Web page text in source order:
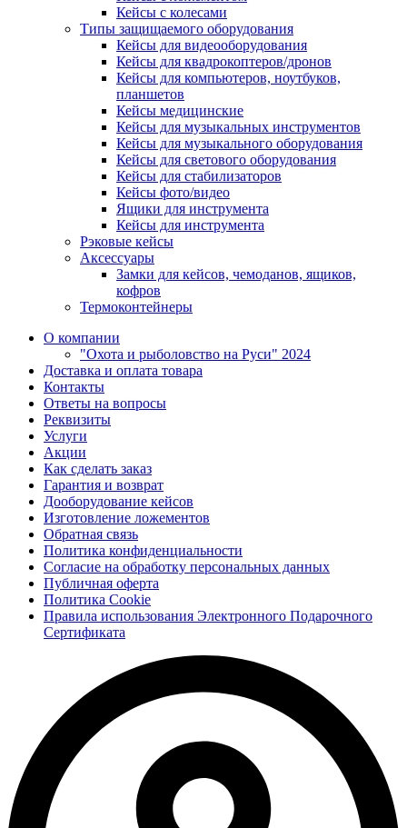
Кейсы с колесами
Типы защищаемого оборудования
Кейсы для видеооборудования
Кейсы для квадрокоптеров/дронов
Кейсы для компьютеров, ноутбуков,
планшетов
Кейсы медицинские
Кейсы для музыкальных инструментов
Кейсы для музыкального оборудования
Кейсы для светового оборудования
Кейсы для стабилизаторов
Кейсы фото/видео
Ящики для инструмента
Кейсы для инструмента
Рэковые кейсы
Аксессуары
Замки для кейсов, чемоданов, ящиков,
кофров
Термоконтейнеры
О компании
"Охота и рыболовство на Руси" 2024
Доставка и оплата товара
Контакты
Ответы на вопросы
Реквизиты
Услуги
Акции
Как сделать заказ
Гарантия и возврат
Дооборудование кейсов
Изготовление ложементов
Обратная связь
Политика конфиденциальности
Согласие на обработку персональных данных
Публичная оферта
Политика Cookie
Правила использования Электронного Подарочного
Сертификата